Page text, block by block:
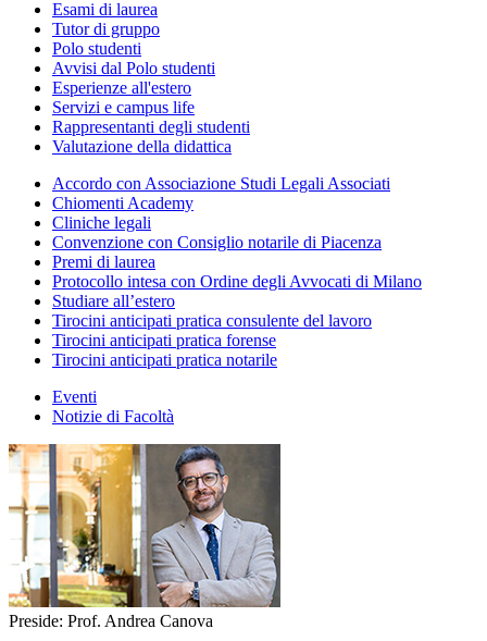
Esami di laurea
Tutor di gruppo
Polo studenti
Avvisi dal Polo studenti
Esperienze all'estero
Servizi e campus life
Rappresentanti degli studenti
Valutazione della didattica
Accordo con Associazione Studi Legali Associati
Chiomenti Academy
Cliniche legali
Convenzione con Consiglio notarile di Piacenza
Premi di laurea
Protocollo intesa con Ordine degli Avvocati di Milano
Studiare all’estero
Tirocini anticipati pratica consulente del lavoro
Tirocini anticipati pratica forense
Tirocini anticipati pratica notarile
Eventi
Notizie di Facoltà
Preside: Prof. Andrea Canova